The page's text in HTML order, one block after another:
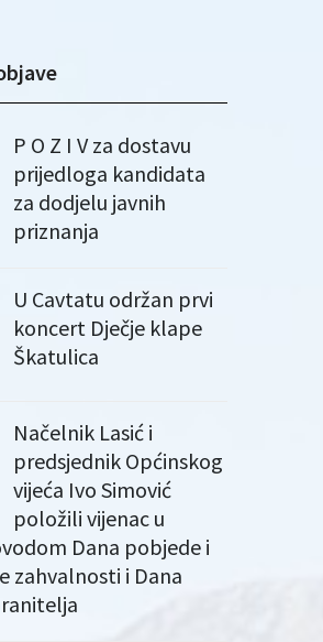
P O Z I V za dostavu
prijedloga kandidata
za dodjelu javnih
priznanja
U Cavtatu održan prvi
koncert Dječje klape
Škatulica
Načelnik Lasić i
predsjednik Općinskog
vijeća Ivo Simović
položili vijenac u
Dana pobjede i
zahvalnosti i Dana